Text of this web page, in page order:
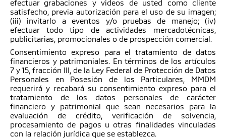
efectuar grabaciones y videos de usted como cliente
satisfecho, previa autorización para el uso de su imagen;
(iii) invitarlo a eventos y/o pruebas de manejo; (iv)
efectuar todo tipo de actividades mercadotécnicas,
publicitarias, promocionales o de prospección comercial.
Consentimiento expreso para el tratamiento de datos
financieros y patrimoniales. En términos de los artículos
7 y 15, fracción III, de la Ley Federal de Protección de Datos
Personales en Posesión de los Particulares, MMDM
requerirá y recabará su consentimiento expreso para el
tratamiento de los datos personales de carácter
financiero y patrimonial que sean necesarios para la
evaluación de crédito, verificación de solvencia,
procesamiento de pagos u otras finalidades vinculadas
con la relación jurídica que se establezca.